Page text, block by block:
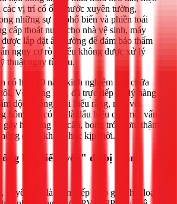
các vị trí cổ ống nước xuyên tường,
những sự cố phổ biến và phiền toái
cấp thoát nước cho nhà vệ sinh, máy
được lắp đặt âm tường để đảm bảo thẩm
ẩn nguy cơ rò rỉ nếu không được xử lý
thuật ngay từ đầu.
có hơn 10 năm kinh nghiệm sửa chữa
tôi, Võ Hồng Hải, đã trực tiếp xử lý hàng
dột cổ ống. Tôi hiểu rằng, một vết
hôm nay có thể là dấu hiệu của một vấn
gây hư hỏng kết cấu, bong tróc sơn, thậm
được khắc phục kịp thời.
ống là "điểm yếu" dễ bị thấm
xuyên sàn là điểm tiếp giáp giữa hai loại